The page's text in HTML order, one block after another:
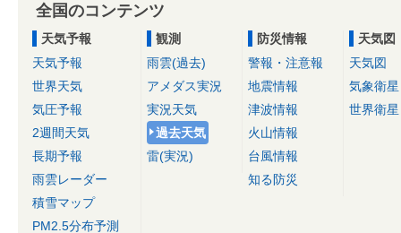
全国のコンテンツ
天気予報
天気予報
世界天気
気圧予報
2週間天気
長期予報
雨雲レーダー
積雪マップ
PM2.5分布予測
観測
雨雲(過去)
アメダス実況
実況天気
過去天気
雷(実況)
防災情報
警報・注意報
地震情報
津波情報
火山情報
台風情報
知る防災
天気図
天気図
気象衛星
世界衛星